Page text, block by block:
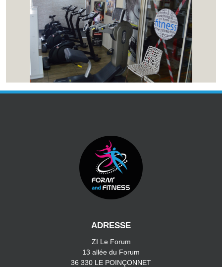
ADRESSE
ZI Le Forum
13 allée du Forum
36 330 LE POINÇONNET